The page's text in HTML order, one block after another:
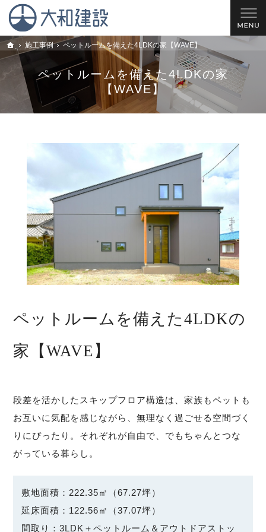
トップ
施工事例 ペットルームを備えた4LDKの家【WAVE】
ペットルームを備えた4LDKの家
【WAVE】
理想の住宅を建てるお手伝い。西尾市・安城市・岡崎市の新築戸建てやリフォームのこと
西尾市の工務店 大和建設｜安城市・岡崎市の新築戸建てやリフォームならお任せ
ペットルームを備えた4LDKの
家【WAVE】
段差を活かしたスキップフロア構造は、家族もペットも
お互いに気配を感じながら、無理なく過ごせる空間づく
りにぴったり。それぞれが自由で、でもちゃんとつな
がっている暮らし。
敷地面積：222.35㎡（67.27坪）
延床面積：122.56㎡（37.07坪）
間取り：3LDK＋ペットルーム＆アウトドアストッ